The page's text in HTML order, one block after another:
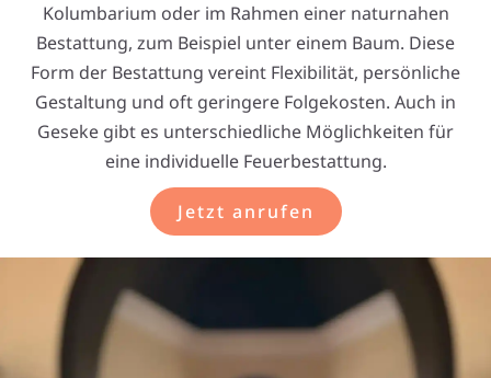
Kolumbarium oder im Rahmen einer naturnahen
Bestattung, zum Beispiel unter einem Baum. Diese
Form der Bestattung vereint Flexibilität, persönliche
Gestaltung und oft geringere Folgekosten. Auch in
Geseke gibt es unterschiedliche Möglichkeiten für
eine individuelle Feuerbestattung.
Jetzt anrufen